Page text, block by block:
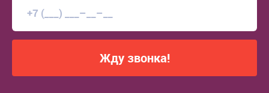
Жду звонка!